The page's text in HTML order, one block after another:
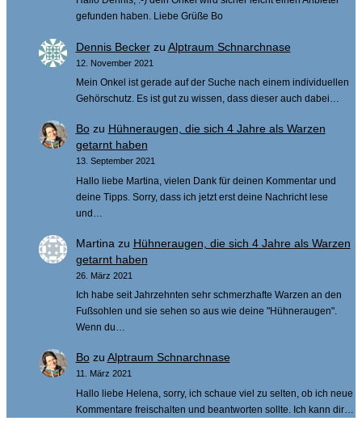
gefunden haben. Liebe Grüße Bo
Dennis Beckerzu Alptraum Schnarchnase
12. November 2021
Mein Onkel ist gerade auf der Suche nach einem individuellen
Gehörschutz. Es ist gut zu wissen, dass dieser auch dabei…
Bozu Hühneraugen, die sich 4 Jahre als Warzen
getarnt haben
13. September 2021
Hallo liebe Martina, vielen Dank für deinen Kommentar und
deine Tipps. Sorry, dass ich jetzt erst deine Nachricht lese
und…
Martina zu Hühneraugen, die sich 4 Jahre als Warzen
getarnt haben
26. März 2021
Ich habe seit Jahrzehnten sehr schmerzhafte Warzen an den
Fußsohlen und sie sehen so aus wie deine "Hühneraugen".
Wenn du…
Bozu Alptraum Schnarchnase
11. März 2021
Hallo liebe Helena, sorry, ich schaue viel zu selten, ob ich neue
Kommentare freischalten und beantworten sollte. Ich kann dir…